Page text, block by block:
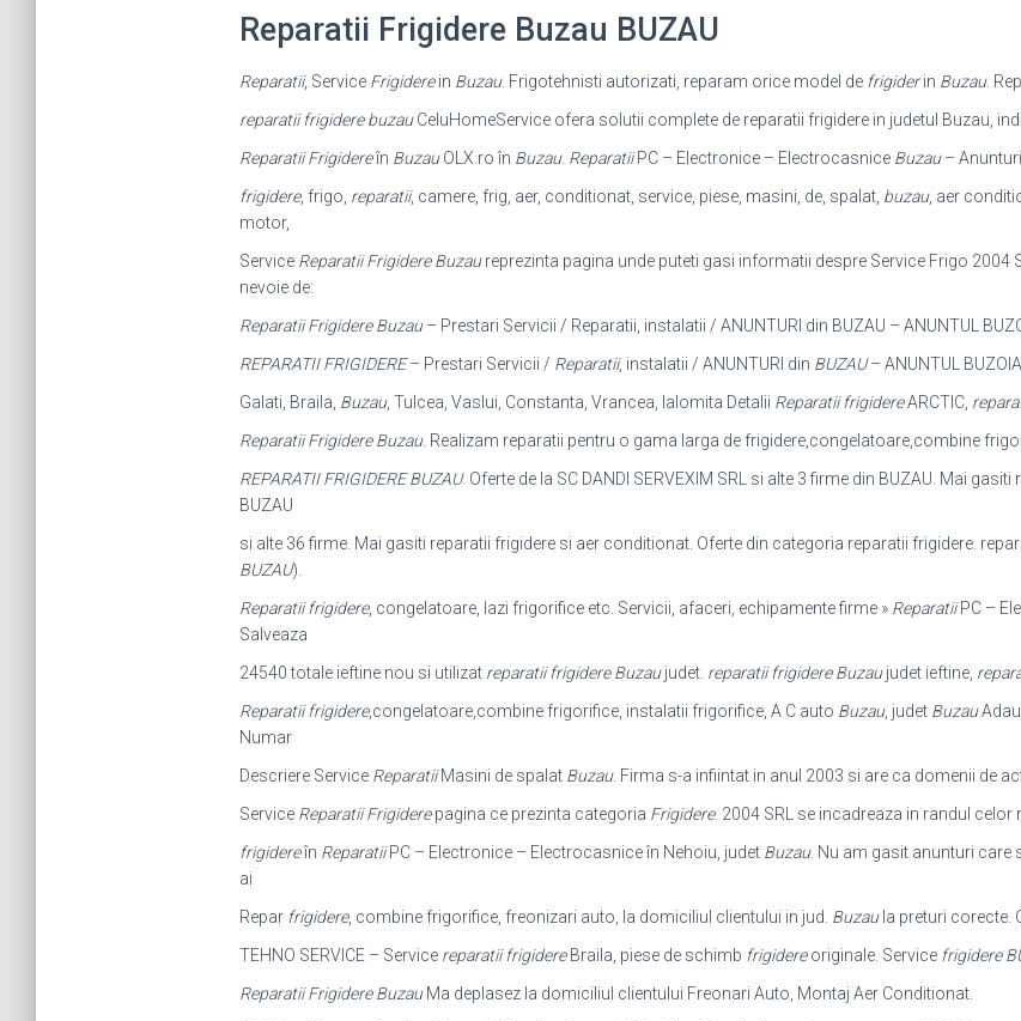
Reparatii Frigidere Buzau BUZAU
Reparatii, Service Frigiderein Buzau. Frigotehnisti autorizati, reparam orice model de frigiderin Buzau.
reparatii frigidere buzauCeluHomeService ofera solutii complete de reparatii frigidere in judetul Buzau,
Reparatii Frigidereîn BuzauOLX.ro în Buzau. ReparatiiPC – Electronice – Electrocasnice Buzau–
frigidere, frigo, reparatii, camere, frig, aer, conditionat, service, piese, masini, de, spalat, buzau, aer
motor,
Service Reparatii Frigidere Buzaureprezinta pagina unde puteti gasi informatii despre Service Frigo 2004
nevoie de:
Reparatii Frigidere Buzau– Prestari Servicii / Reparatii, instalatii / ANUNTURI din BUZAU – ANUNTUL
REPARATII FRIGIDERE– Prestari Servicii / Reparatii, instalatii / ANUNTURI din BUZAU– ANUNTUL
Galati, Braila, Buzau, Tulcea, Vaslui, Constanta, Vrancea, Ialomita Detalii Reparatii frigidereARCTIC,
Reparatii Frigidere Buzau. Realizam reparatii pentru o gama larga de frigidere, congelatoare,combine
REPARATII FRIGIDERE BUZAU. Oferte de la SC DANDI SERVEXIM SRL si alte 3 firme din BUZAU. Mai
BUZAU
si alte 36 firme. Mai gasiti reparatii frigidere si aer conditionat. Oferte din categoria reparatii frigidere.
BUZAU).
Reparatii frigidere, congelatoare, lazi frigorifice etc. Servicii, afaceri, echipamente firme » ReparatiiPC –
Salveaza
24540 totale ieftine nou si utilizat reparatii frigidere Buzaujudet. reparatii frigidere Buzaujudet ieftine,
Reparatii frigidere,congelatoare,combine frigorifice, instalatii frigorifice, A C auto Buzau, judet Buzau
Numar
Descriere Service ReparatiiMasini de spalat Buzau. Firma s-a infiintat in anul 2003 si are ca domenii de
Service Reparatii Frigiderepagina ce prezinta categoria Frigidere. 2004 SRL se incadreaza in randul celor
frigidereîn ReparatiiPC – Electronice – Electrocasnice în Nehoiu, judet Buzau. Nu am gasit anunturi care
ai
Repar frigidere, combine frigorifice, freonizari auto, la domiciliul clientului in jud. Buzaula preturi corecte.
TEHNO SERVICE – Service reparatii frigidereBraila, piese de schimb frigidereoriginale. Service frigidere
Reparatii Frigidere BuzauMa deplasez la domiciliul clientului Freonari Auto, Montaj Aer Conditionat.